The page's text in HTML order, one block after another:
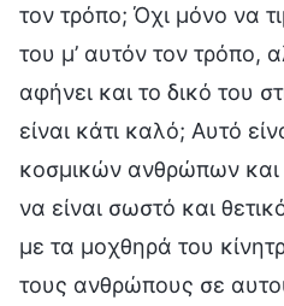
τον τρόπο; Όχι μόνο να
του μ’ αυτόν τον τρόπο,
αφήνει και το δικό του
είναι κάτι καλό; Αυτό
κοσμικών ανθρώπων και
να είναι σωστό και
με τα μοχθηρά του
τους ανθρώπους σε